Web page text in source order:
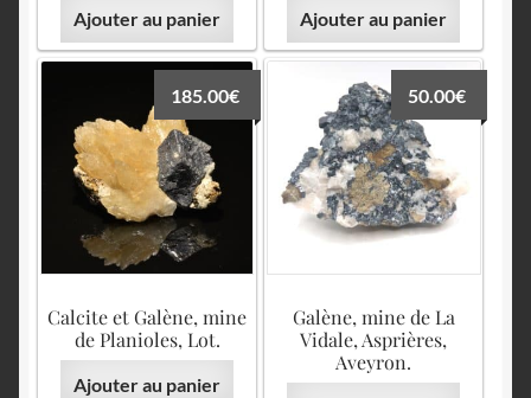
Ajouter au panier Ajouter au panier
Calcite et Galène, mine
de Planioles, Lot.
185.00€
Ajouter au panier
Galène, mine de La
Vidale, Asprières,
Aveyron.
50.00€